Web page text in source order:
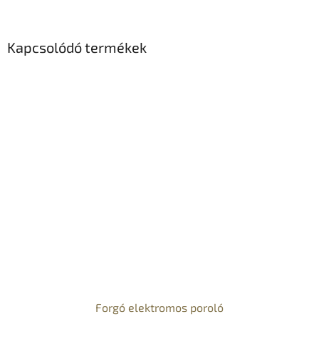
Kapcsolódó termékek
Forgó elektromos poroló